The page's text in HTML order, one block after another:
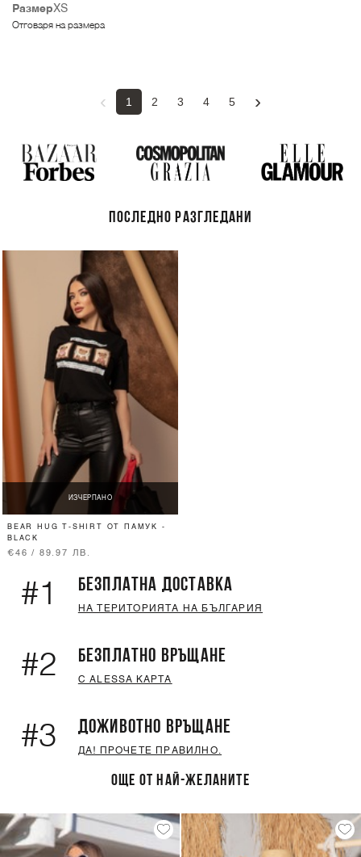
РазмерXS
Отговаря на размера
‹ 1 2 3 4 5 ›
ПОСЛЕДНО РАЗГЛЕДАНИ
ИЗЧЕРПАНО
BEAR HUG T-SHIRT ОТ ПАМУК -
BLACK
€46 / 89.97 ЛВ.
#1 БЕЗПЛАТНА ДОСТАВКА
НА ТЕРИТОРИЯТА НА БЪЛГАРИЯ
#2 БЕЗПЛАТНО ВРЪЩАНЕ
С ALESSA КАРТА
#3 ДОЖИВОТНО ВРЪЩАНЕ
ДА! ПРОЧЕТЕ ПРАВИЛНО.
ОЩЕ ОТ НАЙ-ЖЕЛАНИТЕ